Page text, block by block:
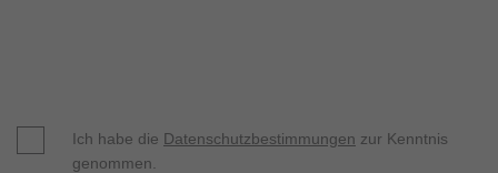
Ich habe die Datenschutzbestimmungen zur Kenntnis
genommen.